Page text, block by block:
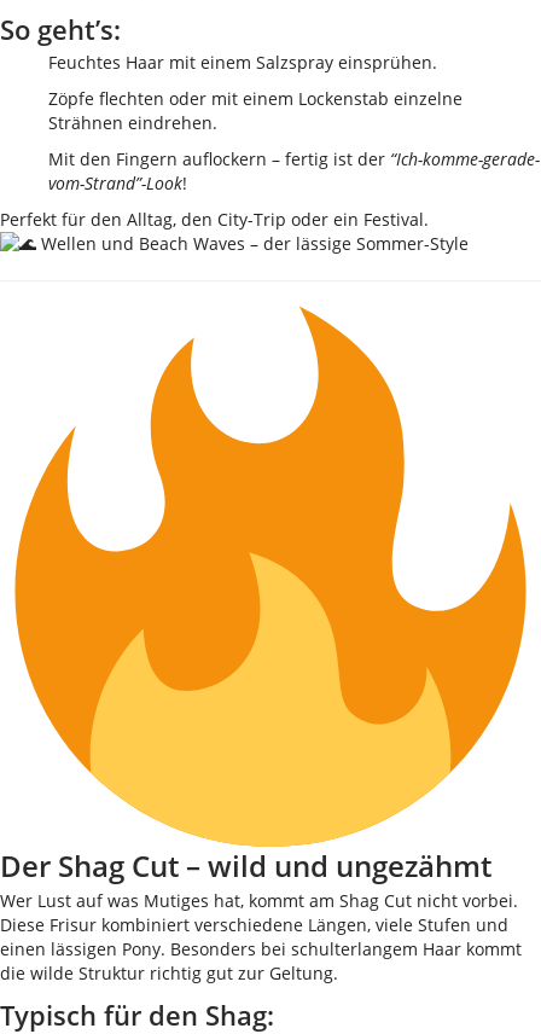
So geht’s:
Feuchtes Haar mit einem Salzspray einsprühen.
Zöpfe flechten oder mit einem Lockenstab einzelne
Strähnen eindrehen.
Mit den Fingern auflockern – fertig ist der “Ich-komme-gerade-
vom-Strand”-Look!
Perfekt für den Alltag, den City-Trip oder ein Festival.
Der Shag Cut – wild und ungezähmt
Wer Lust auf was Mutiges hat, kommt am Shag Cut nicht vorbei.
Diese Frisur kombiniert verschiedene Längen, viele Stufen und
einen lässigen Pony. Besonders bei schulterlangem Haar kommt
die wilde Struktur richtig gut zur Geltung.
Typisch für den Shag: